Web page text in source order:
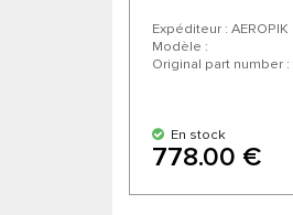
Expéditeur : AEROPIK
Modèle :
Original part number
En stock
778.00 €